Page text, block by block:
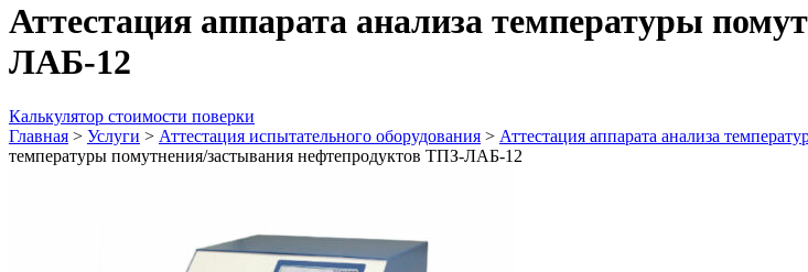
Аттестация аппарата анализа температуры
ЛАБ-12
Калькулятор стоимости поверки
Главная > Услуги > Аттестация испытательного оборудования > Аттестация аппарата анализа
температуры помутнения/застывания нефтепродуктов ТПЗ-ЛАБ-12